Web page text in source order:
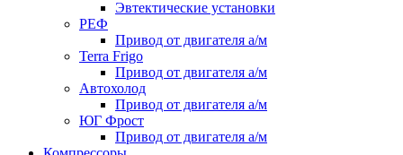
Эвтектические установки
РЕФ
Привод от двигателя а/м
Terra Frigo
Привод от двигателя а/м
Автохолод
Привод от двигателя а/м
ЮГ Фрост
Привод от двигателя а/м